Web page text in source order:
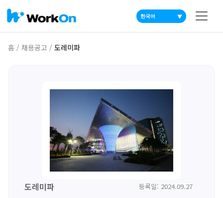
▼
홈 / 채용공고 / 도레미파
도레미파 등록일: 2024.09.27